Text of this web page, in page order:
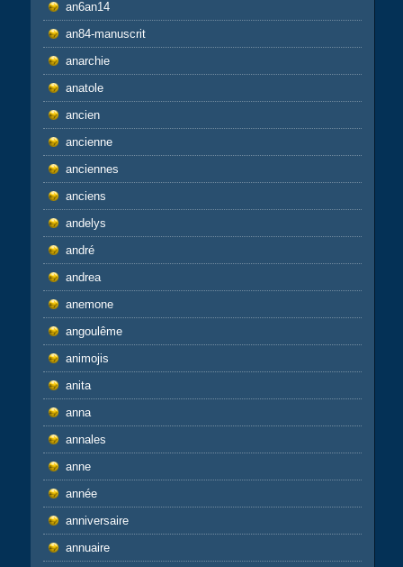
an6an14
an84-manuscrit
anarchie
anatole
ancien
ancienne
anciennes
anciens
andelys
andré
andrea
anemone
angoulême
animojis
anita
anna
annales
anne
année
anniversaire
annuaire